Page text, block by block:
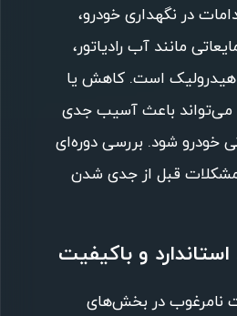
در نگهداری خودرو،
مانند آب رادیاتور،
هیدرولیک است. کاهش یا
می‌تواند باعث آسیب جدی
خودرو شود. بررسی دوره‌ای
قبل از جدی شدن
استاندارد و باکیفیت
نامرغوب در بخش‌های